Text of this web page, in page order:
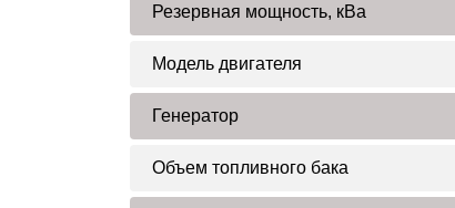
Резервная мощность, кВа
Модель двигателя
Генератор
Объем топливного бака